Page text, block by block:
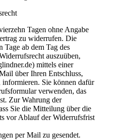
Tagen ohne Angabe
zu widerrufen. Die
Tage ab dem Tag des
auszuüben,
mittels einer
über Ihren Entschluss,
Sie können dafür
verwenden, das
Zur Wahrung der
Sie die Mitteilung über die
vor Ablauf der Widerrufsfrist
per Mail zu gesendet.